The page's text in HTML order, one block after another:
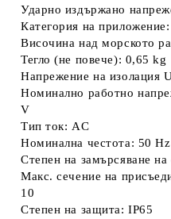
Ударно издържано
Категория на
Височина над морското
Тегло (не повече): 0,65 kg
Напрежение на изолация
Номинално работно
V
Тип ток: AC
Номинална честота: 50 Hz
Степен на замърсяване на
Макс. сечение на
10
Степен на защита: IP65